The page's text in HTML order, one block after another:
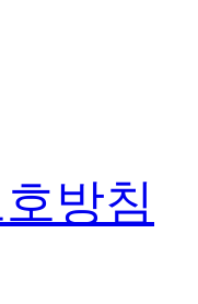
방침